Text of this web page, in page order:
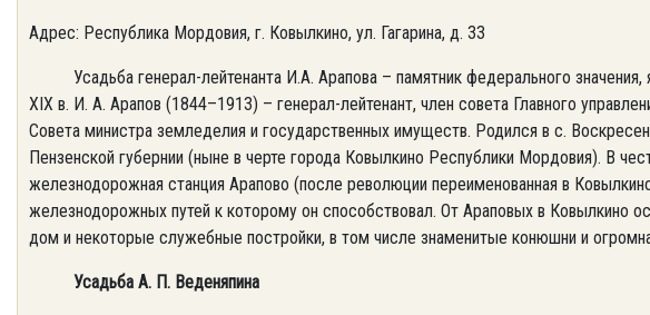
Адрес: Республика Мордовия, г. Ковылкино, ул. Гагарина, д. 33
Усадьба генерал-лейтенанта И.А. Арапова – памятник федерального значения,
XIX в. И. А. Арапов (1844–1913) – генерал-лейтенант, член совета Главного
Совета министра земледелия и государственных имуществ. Родился в с.
Пензенской губернии (ныне в черте города Ковылкино Республики Мордовия). В
железнодорожная станция Арапово (после революции переименованная в
железнодорожных путей к которому он способствовал. От Араповых в Ковылкино
дом и некоторые служебные постройки, в том числе знаменитые конюшни и
Усадьба А. П. Веденяпина